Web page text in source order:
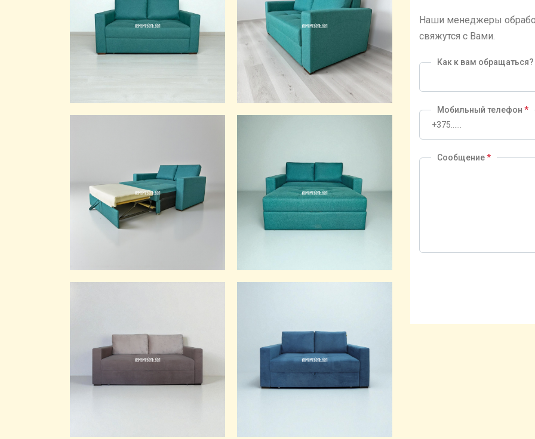
Наши менеджеры
свяжутся с Вами.
Как к вам обращаться?
Мобильный телефон *
Сообщение*